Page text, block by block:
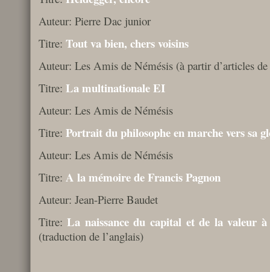
Auteur: Pierre Dac junior
Titre: Tout va bien, chers voisins
Auteur: Les Amis de Némésis (à partir d’articles
Titre: La multinationale EI
Auteur: Les Amis de Némésis
Titre: Portrait du philosophe en marche vers sa
Auteur: Les Amis de Némésis
Titre: A la mémoire de Francis Pagnon
Auteur: Jean-Pierre Baudet
Titre:La naissance du capital et de la valeur
(traduction de l’anglais)